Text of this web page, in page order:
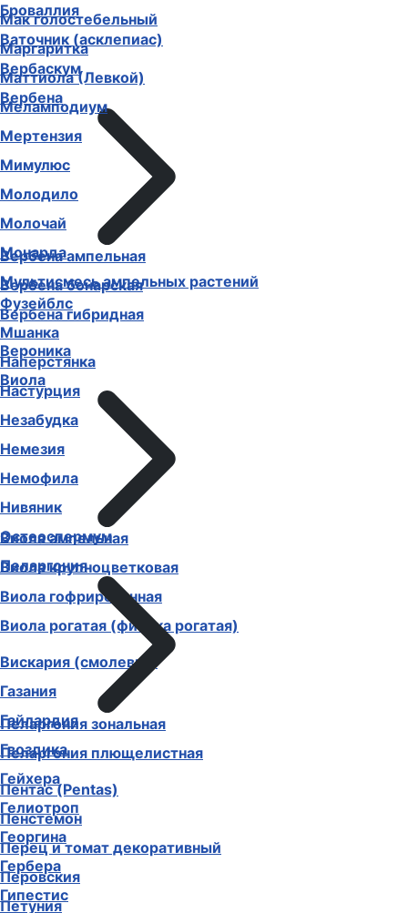
Броваллия
Ваточник (асклепиас)
Вербаскум
Вербена
Вербена ампельная
Вербена бонарская
Вербена гибридная
Вероника
Виола
Виола ампельная
Виола крупноцветковая
Виола гофрированная
Виола рогатая (фиалка рогатая)
Вискария (смолевка)
Газания
Гайлардия
Гвоздика
Гейхера
Гелиотроп
Георгина
Гербера
Гипестис
Мак голостебельный
Маргаритка
Маттиола (Левкой)
Меламподиум
Мертензия
Мимулюс
Молодило
Молочай
Монарда
Мультисмесь ампельных растений
Фузейблс
Мшанка
Наперстянка
Настурция
Незабудка
Немезия
Немофила
Нивяник
Остеоспермум
Пеларгония
Пеларгония зональная
Пеларгония плющелистная
Пентас (Pentas)
Пенстемон
Перец и томат декоративный
Перовския
Петуния